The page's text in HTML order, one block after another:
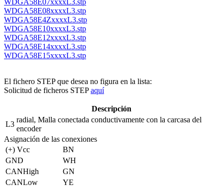
WDGA58E08xxxxL3.stp
WDGA58E4ZxxxxL3.stp
WDGA58E10xxxxL3.stp
WDGA58E12xxxxL3.stp
WDGA58E14xxxxL3.stp
WDGA58E15xxxxL3.stp
El fichero STEP que desea no figura en la lista:
Solicitud de ficheros STEPaquí
Descripción
L3
radial, Malla conectada conductivamente con la carcasa del
encoder
Asignación de las conexiones
(+) Vcc
BN
GND
WH
CANHigh
GN
CANLow
YE